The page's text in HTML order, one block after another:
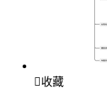
收藏